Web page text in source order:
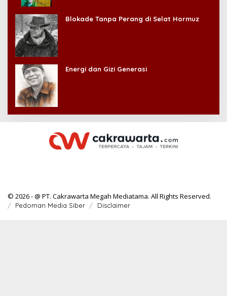
Blokade Tanpa Perang di Selat Hormuz
Energi dan Gizi Generasi
© 2026 - @ PT. Cakrawarta Megah Mediatama. All Rights Reserved.
Pedoman Media Siber Disclaimer